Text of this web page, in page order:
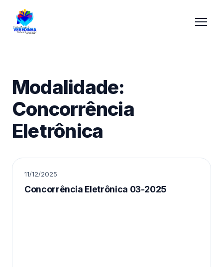
Modalidade:
Concorrência
Eletrônica
11/12/2025
Concorrência Eletrônica 03-2025